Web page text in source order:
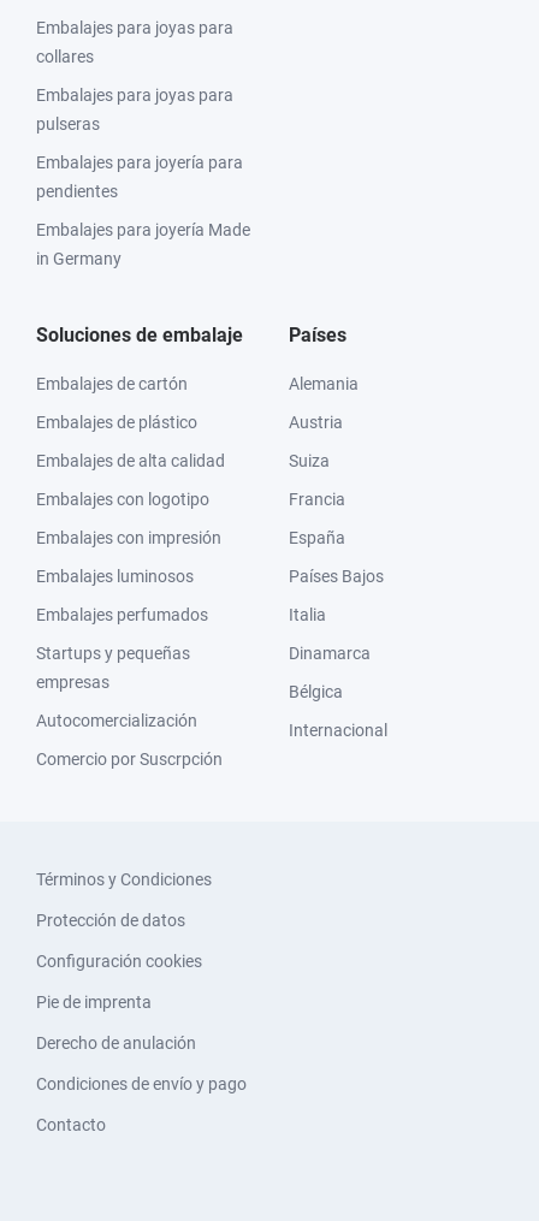
Embalajes para joyas para
collares
Embalajes para joyas para
pulseras
Embalajes para joyería para
pendientes
Embalajes para joyería Made
in Germany
Soluciones de embalaje
Embalajes de cartón
Embalajes de plástico
Embalajes de alta calidad
Embalajes con logotipo
Embalajes con impresión
Embalajes luminosos
Embalajes perfumados
Startups y pequeñas
empresas
Autocomercialización
Comercio por Suscrpción
Países
Alemania
Austria
Suiza
Francia
España
Países Bajos
Italia
Dinamarca
Bélgica
Internacional
Términos y Condiciones
Protección de datos
Configuración cookies
Pie de imprenta
Derecho de anulación
Condiciones de envío y pago
Contacto